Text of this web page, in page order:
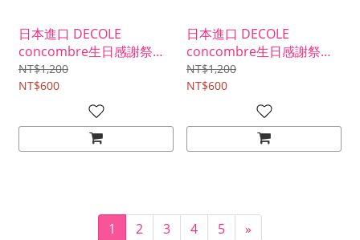
日本進口 DECOLE
concombre生日感謝祭限
定版 / 可愛小豬組 胖豬 公
仔 裝飾品 小擺飾 禮物
(ZCB-90256)
NT$1,200
NT$600
日本進口 DECOLE
concombre生日感謝祭限
定版 / 快樂黑貓組 貓咪 公
仔 裝飾品 小擺飾 禮物
(ZCB-90255)
NT$1,200
NT$600
1 2 3 4 5 »